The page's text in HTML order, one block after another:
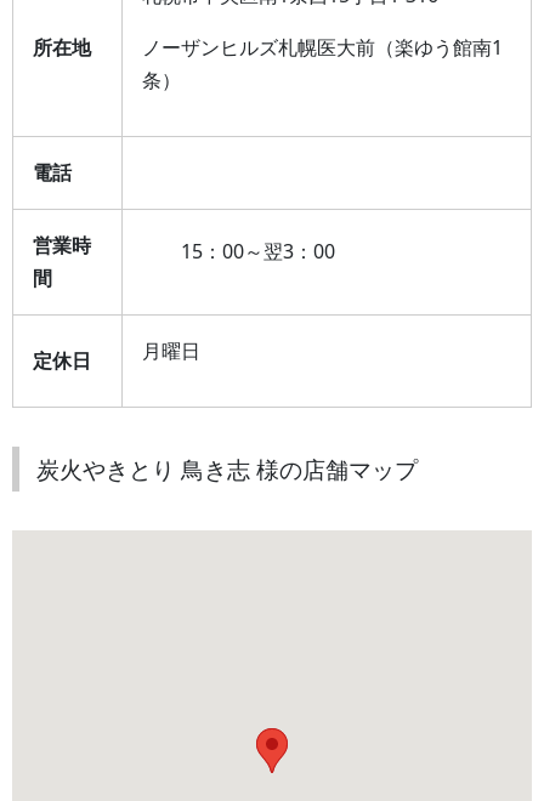
所在地
ノーザンヒルズ札幌医大前（楽ゆう館南1
条）
電話
営業時
間
15：00～翌3：00
定休日 月曜日
炭火やきとり 鳥き志 様の店舗マップ